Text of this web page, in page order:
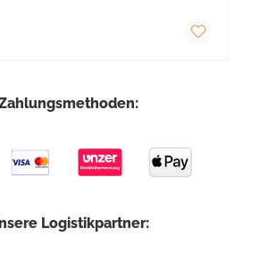
Logistikpartner: